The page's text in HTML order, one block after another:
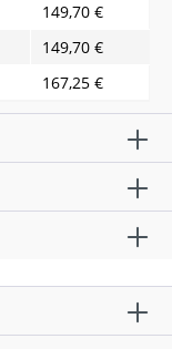
149,70 €
149,70 €
167,25 €